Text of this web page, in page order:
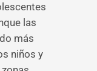
las
más
niños y